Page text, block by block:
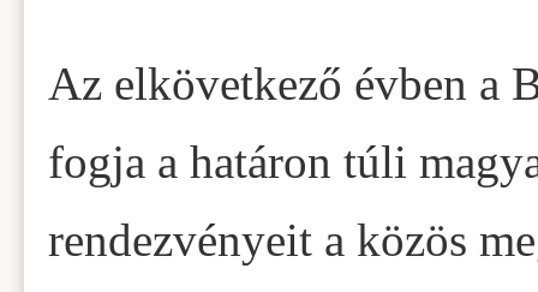
Az elkövetkező évben a
fogja a határon túli
rendezvényeit a közös